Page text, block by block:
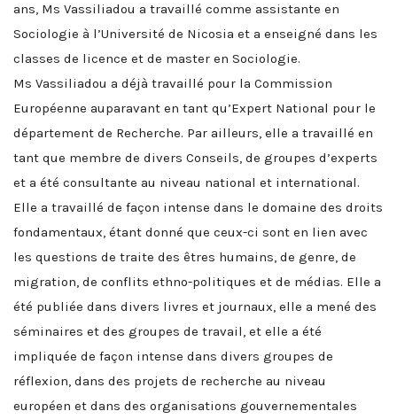
ans, Ms Vassiliadou a travaillé comme assistante en
Sociologie à l’Université de Nicosia et a enseigné dans les
classes de licence et de master en Sociologie.
Ms Vassiliadou a déjà travaillé pour la Commission
Européenne auparavant en tant qu’Expert National pour le
département de Recherche. Par ailleurs, elle a travaillé en
tant que membre de divers Conseils, de groupes d’experts
et a été consultante au niveau national et international.
Elle a travaillé de façon intense dans le domaine des droits
fondamentaux, étant donné que ceux-ci sont en lien avec
les questions de traite des êtres humains, de genre, de
migration, de conflits ethno-politiques et de médias. Elle a
été publiée dans divers livres et journaux, elle a mené des
séminaires et des groupes de travail, et elle a été
impliquée de façon intense dans divers groupes de
réflexion, dans des projets de recherche au niveau
européen et dans des organisations gouvernementales